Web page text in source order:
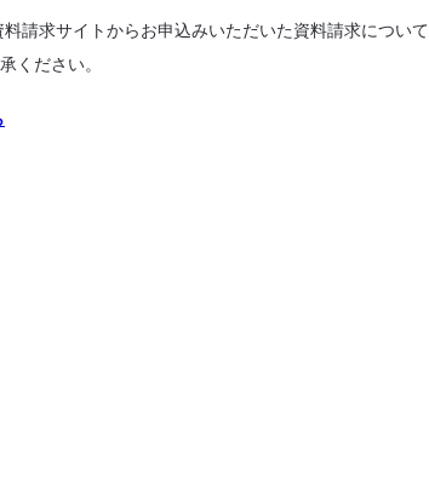
請求サイトからお申込みいただいた資料請求について
ください。